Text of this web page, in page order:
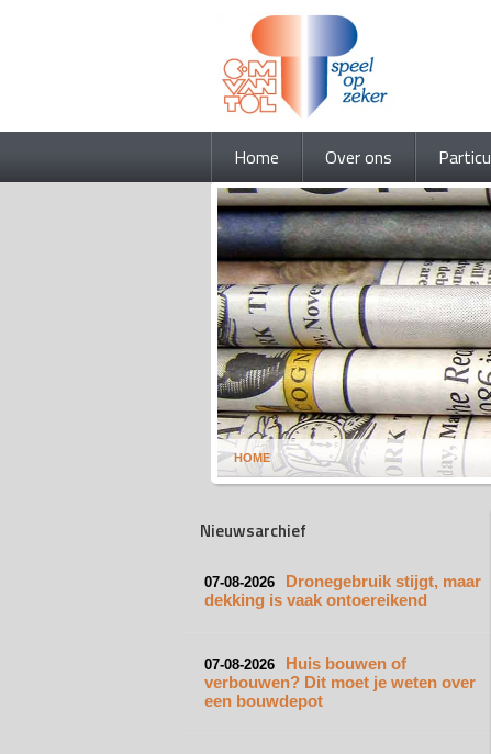
HOME
Home Over ons
Nieuwsarchief
07-08-2026
Dronegebruik stijgt, maar
dekking is vaak ontoereikend
07-08-2026
Huis bouwen of
verbouwen? Dit moet je weten over
een bouwdepot